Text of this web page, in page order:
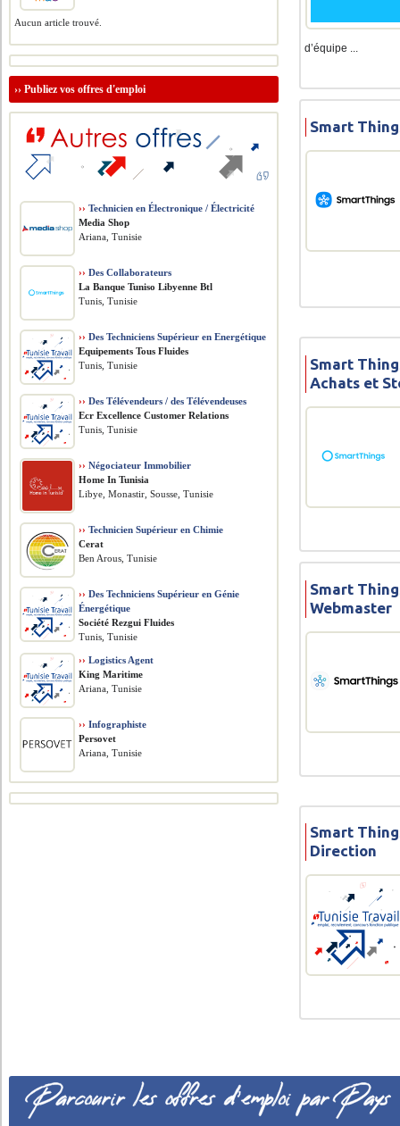
d’équipe ...
Smart
Smart
Achats et
Smart
Webmaster
Smart
Direction
Aucun article trouvé.
››Publiez vos offres d'emploi
›› Technicien en Électronique / Électricité
Media Shop
Ariana, Tunisie
›› Des Collaborateurs
La Banque Tuniso Libyenne Btl
Tunis, Tunisie
›› Des Techniciens Supérieur en Energétique
Equipements Tous Fluides
Tunis, Tunisie
›› Des Télévendeurs / des Télévendeuses
Ecr Excellence Customer Relations
Tunis, Tunisie
›› Négociateur Immobilier
Home In Tunisia
Libye, Monastir, Sousse, Tunisie
›› Technicien Supérieur en Chimie
Cerat
Ben Arous, Tunisie
›› Des Techniciens Supérieur en Génie
Énergétique
Société Rezgui Fluides
Tunis, Tunisie
›› Logistics Agent
King Maritime
Ariana, Tunisie
›› Infographiste
Persovet
Ariana, Tunisie